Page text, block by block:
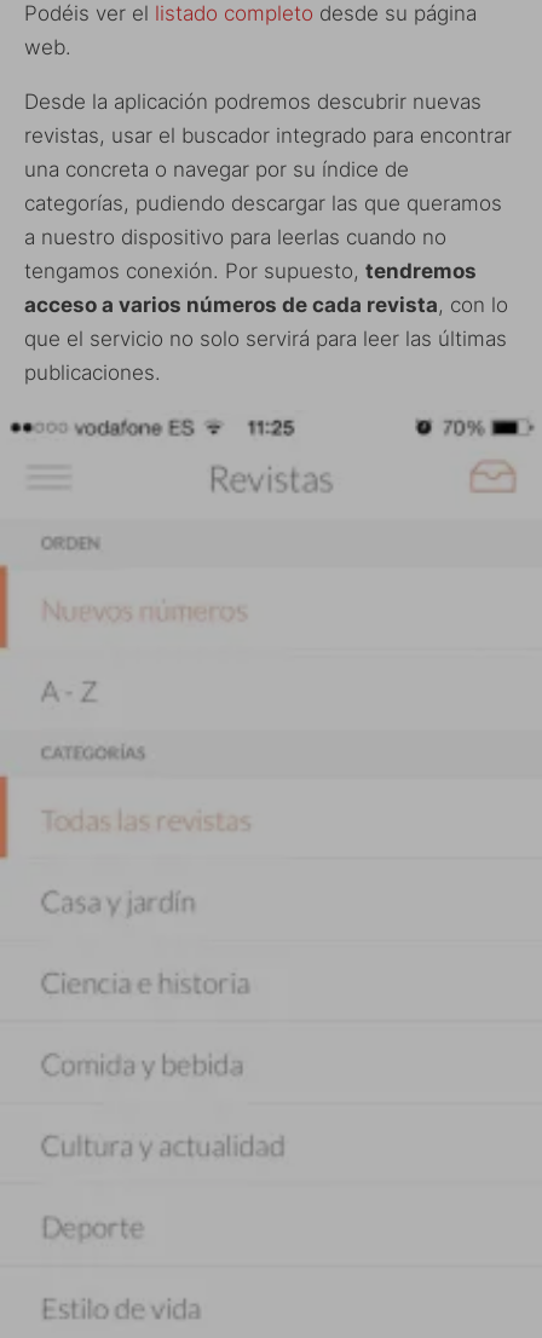
Podéis ver el listado completo desde su página
web.
Desde la aplicación podremos descubrir nuevas
revistas, usar el buscador integrado para encontrar
una concreta o navegar por su índice de
categorías, pudiendo descargar las que queramos
a nuestro dispositivo para leerlas cuando no
tengamos conexión. Por supuesto, tendremos
acceso a varios números de cada revista, con lo
que el servicio no solo servirá para leer las últimas
publicaciones.